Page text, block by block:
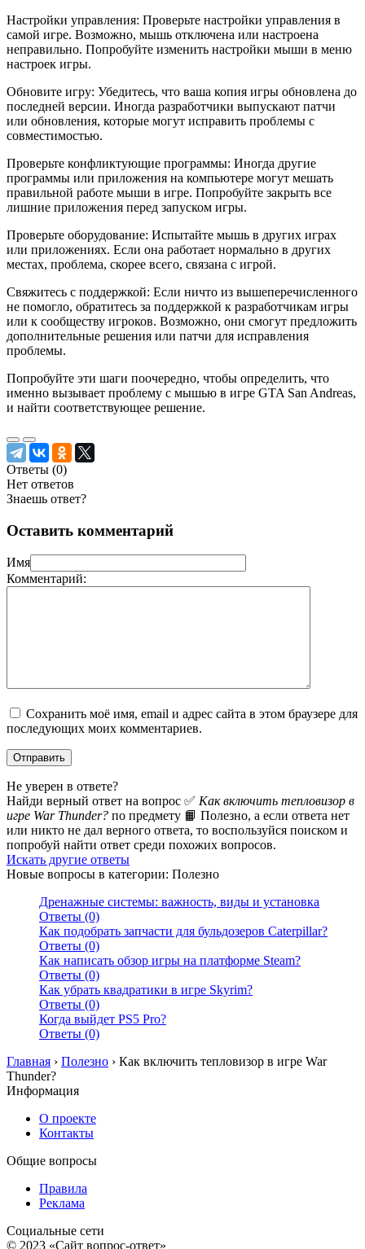
Настройки управления: Проверьте настройки управления в
самой игре. Возможно, мышь отключена или настроена
неправильно. Попробуйте изменить настройки мыши в меню
настроек игры.
Обновите игру: Убедитесь, что ваша копия игры обновлена до
последней версии. Иногда разработчики выпускают патчи
или обновления, которые могут исправить проблемы с
совместимостью.
Проверьте конфликтующие программы: Иногда другие
программы или приложения на компьютере могут мешать
правильной работе мыши в игре. Попробуйте закрыть все
лишние приложения перед запуском игры.
Проверьте оборудование: Испытайте мышь в других играх
или приложениях. Если она работает нормально в других
местах, проблема, скорее всего, связана с игрой.
Свяжитесь с поддержкой: Если ничто из вышеперечисленного
не помогло, обратитесь за поддержкой к разработчикам игры
или к сообществу игроков. Возможно, они смогут предложить
дополнительные решения или патчи для исправления
проблемы.
Попробуйте эти шаги поочередно, чтобы определить, что
именно вызывает проблему с мышью в игре GTA San Andreas,
и найти соответствующее решение.
Ответы (0)
Нет ответов
Знаешь ответ?
Оставить комментарий
Имя
Комментарий:
Сохранить моё имя, email и адрес сайта в этом браузере для
последующих моих комментариев.
Не уверен в ответе?
Найди верный ответ на вопрос ✅ Как включить тепловизор в
игре War Thunder? по предмету 📙 Полезно, а если ответа нет
или никто не дал верного ответа, то воспользуйся поиском и
попробуй найти ответ среди похожих вопросов.
Искать другие ответы
Новые вопросы в категории: Полезно
Дренажные системы: важность, виды и установка
Ответы (0)
Как подобрать запчасти для бульдозеров Caterpillar?
Ответы (0)
Как написать обзор игры на платформе Steam?
Ответы (0)
Как убрать квадратики в игре Skyrim?
Ответы (0)
Когда выйдет PS5 Pro?
Ответы (0)
Главная › Полезно › Как включить тепловизор в игре War
Thunder?
Информация
О проекте
Контакты
Общие вопросы
Правила
Реклама
Социальные сети
© 2023 «Сайт вопрос-ответ»